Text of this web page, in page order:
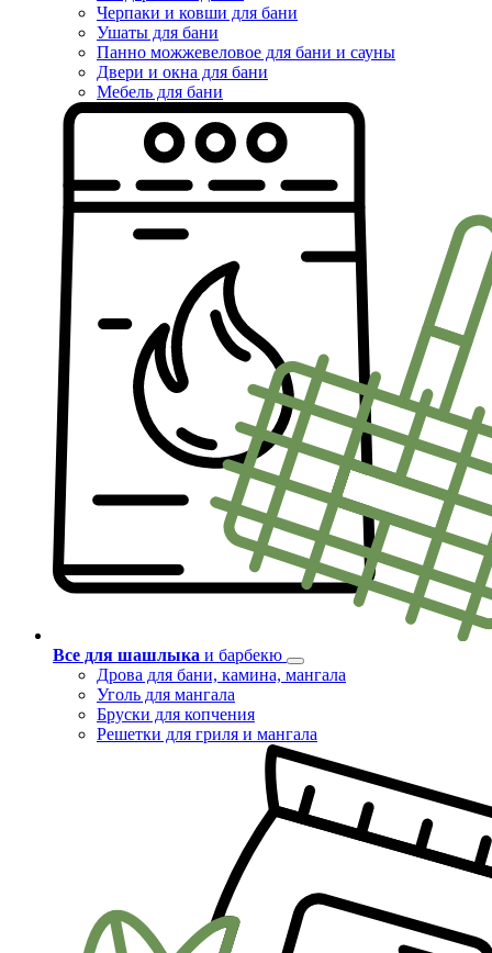
Черпаки и ковши для бани
Ушаты для бани
Панно можжевеловое для бани и сауны
Двери и окна для бани
Мебель для бани
Все для шашлыка и барбекю
Дрова для бани, камина, мангала
Уголь для мангала
Бруски для копчения
Решетки для гриля и мангала